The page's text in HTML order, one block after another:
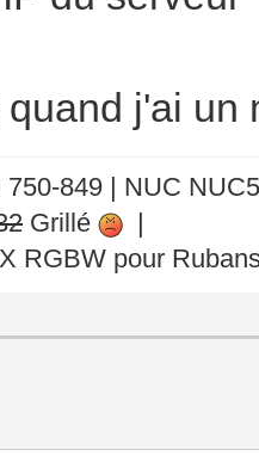
j'ai un
849 | NUC
Grillé
|
RGBW pour